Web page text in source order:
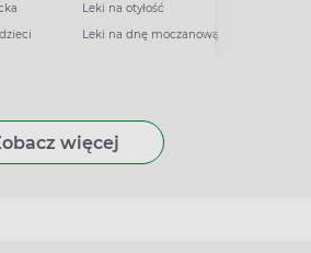
Leki na otyłość
Leki na dnę moczanową
więcej